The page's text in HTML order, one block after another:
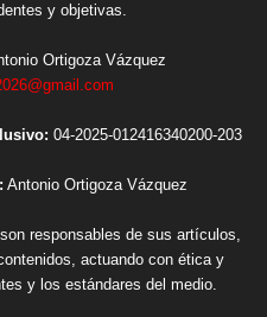
y objetivas.
Ortigoza Vázquez
04-2025-012416340200-203
Antonio Ortigoza Vázquez
responsables de sus artículos,
actuando con ética y
y los estándares del medio.